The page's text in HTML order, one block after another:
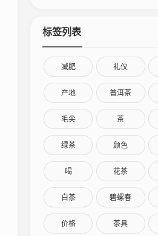
标签列表
减肥 礼仪
产地 普洱茶
毛尖 茶
绿茶 颜色
喝 花茶
白茶 碧螺春
价格 茶具